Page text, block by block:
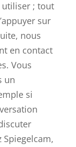
utiliser ; tout
sur
nous
en contact
Vous
un
si
Spiegelcam,